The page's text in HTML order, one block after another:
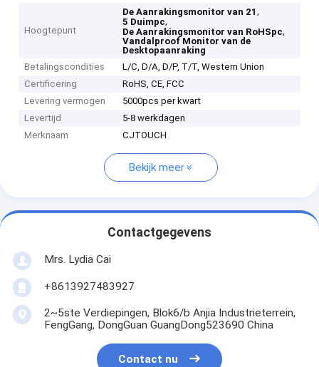
Hoogtepunt
De Aanrakingsmonitor van 21,
5 Duimpc,
De Aanrakingsmonitor van RoHSpc,
Vandalproof Monitor van de
Desktopaanraking
Betalingscondities
L/C, D/A, D/P, T/T, Western Union
Certificering
RoHS, CE, FCC
Levering vermogen
5000pcs per kwart
Levertijd
5-8 werkdagen
Merknaam
CJTOUCH
Bekijk meer
Contactgegevens
Mrs. Lydia Cai
+8613927483927
2~5ste Verdiepingen, Blok6/b Anjia Industrieterrein,
FengGang, DongGuan GuangDong523690 China
Contact nu